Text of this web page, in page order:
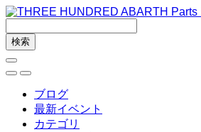
ブログ
最新イベント
カテゴリ